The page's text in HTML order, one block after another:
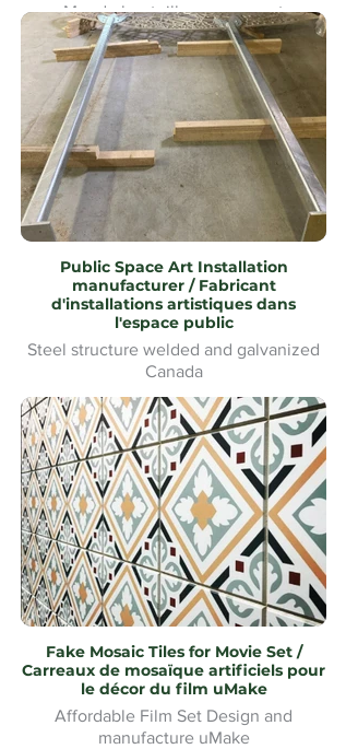
Mur de bouteilles en verre et
signalétique pour le Heineken Riverside
Beach Volleyball
Public Space Art Installation
manufacturer / Fabricant
d'installations artistiques dans
l'espace public
Steel structure welded and galvanized
Canada
Fake Mosaic Tiles for Movie Set /
Carreaux de mosaïque artificiels pour
le décor du film uMake
Affordable Film Set Design and
manufacture uMake